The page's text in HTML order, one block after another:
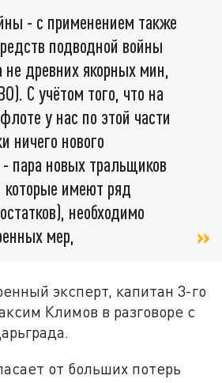
- с применением также
подводной войны
не древних якорных мин,
С учётом того, что на
у нас по этой части
ничего нового
пара новых тральщиков
которые имеют ряд
необходимо
мер,
эксперт, капитан 3-го
Климов в разговоре с
от больших потерь